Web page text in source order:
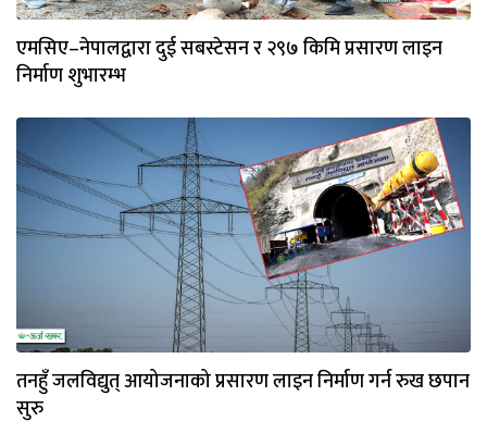
एमसिए–नेपालद्वारा दुई सबस्टेसन र २९७ किमि प्रसारण लाइन
निर्माण शुभारम्भ
तनहुँ जलविद्युत् आयोजनाको प्रसारण लाइन निर्माण गर्न रुख छपान
सुरु